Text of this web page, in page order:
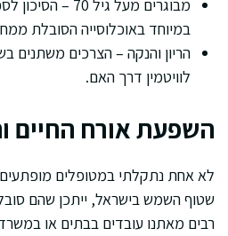
מבוגרים מעל גיל
במיוחד באוכלוסייה הסובלת
הריון והנקה – הצרכים משתנים
לוויטמין דרך האם.
השפעת אורח החיים
לא אחת נתקלתי במטופלים
רבים מאתנו עובדים בבתים או